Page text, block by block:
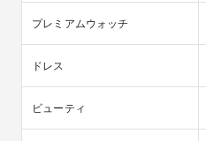
プレミアムウォッチ
ドレス
ビューティ